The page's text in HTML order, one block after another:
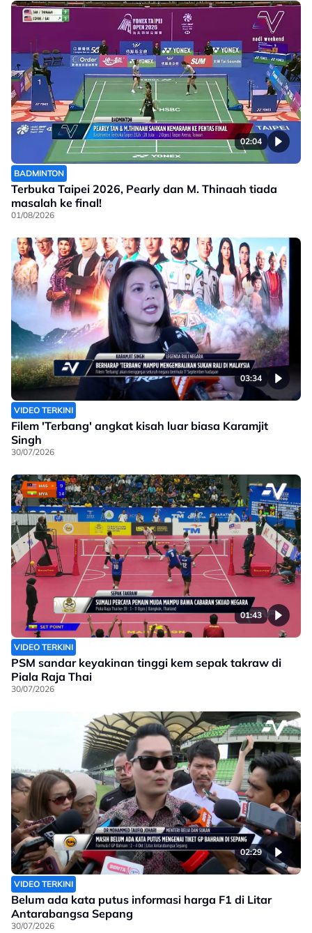
02:04
BADMINTON
Terbuka Taipei 2026, Pearly dan M. Thinaah tiada
masalah ke final!
01/08/2026
03:34
VIDEO TERKINI
Filem 'Terbang' angkat kisah luar biasa Karamjit
Singh
30/07/2026
01:43
VIDEO TERKINI
PSM sandar keyakinan tinggi kem sepak takraw di
Piala Raja Thai
30/07/2026
02:29
VIDEO TERKINI
Belum ada kata putus informasi harga F1 di Litar
Antarabangsa Sepang
30/07/2026